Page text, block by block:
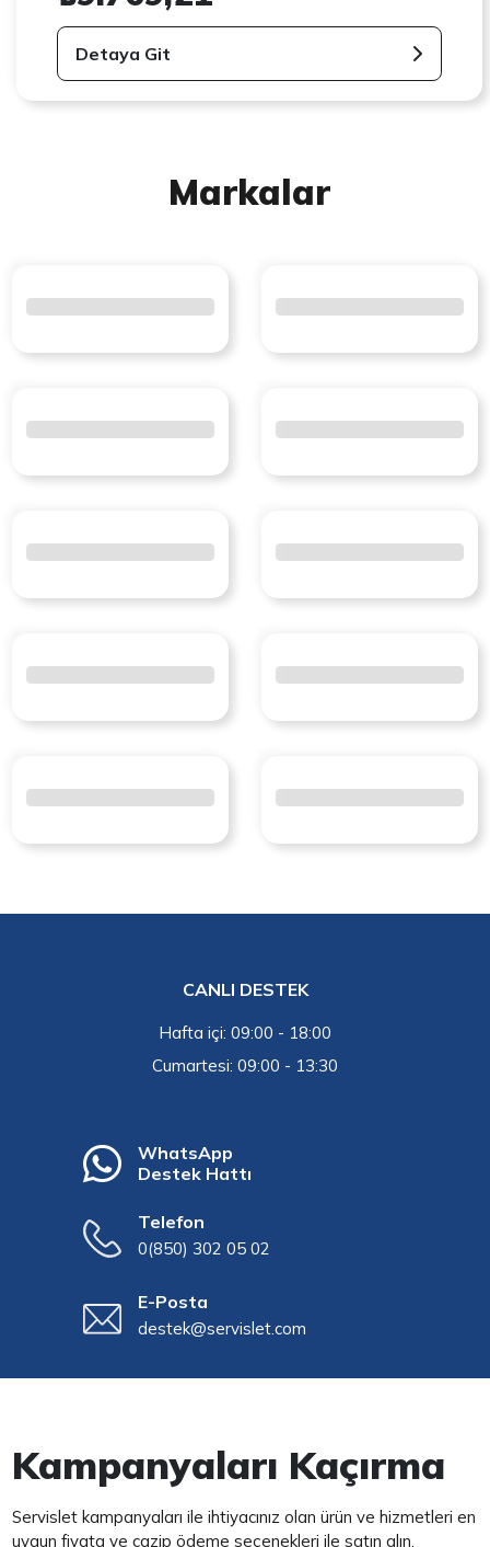
Detaya Git
Markalar
CANLI DESTEK
Hafta içi: 09:00 - 18:00
Cumartesi: 09:00 - 13:30
WhatsApp
Destek Hattı
Telefon
0(850) 302 05 02
E-Posta
destek@servislet.com
Kampanyaları Kaçırma
Servislet kampanyaları ile ihtiyacınız olan ürün ve hizmetleri en
uygun fiyata ve cazip ödeme seçenekleri ile satın alın.